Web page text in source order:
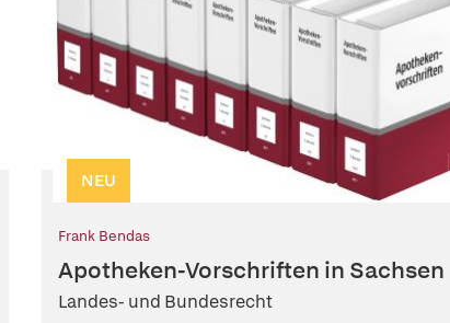
NEU
Frank Bendas
Apotheken-Vorschriften in Sachsen
Landes- und Bundesrecht